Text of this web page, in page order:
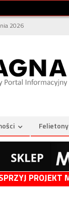
2026
Felietony
PROJEKT